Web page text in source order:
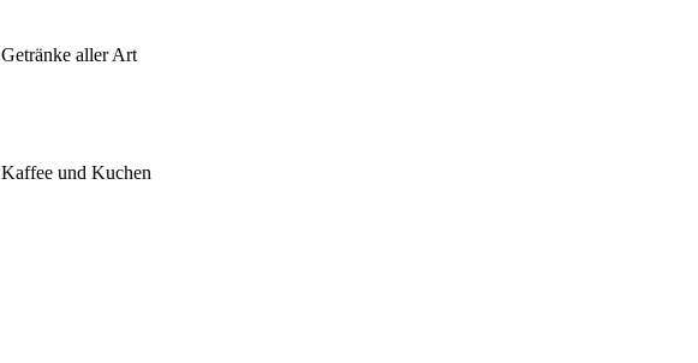
Getränke aller Art
Kaffee und Kuchen